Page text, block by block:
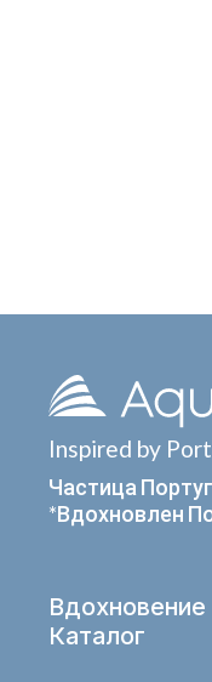
Inspired by
Частица
*Вдохновлен
Вдохновение
Каталог